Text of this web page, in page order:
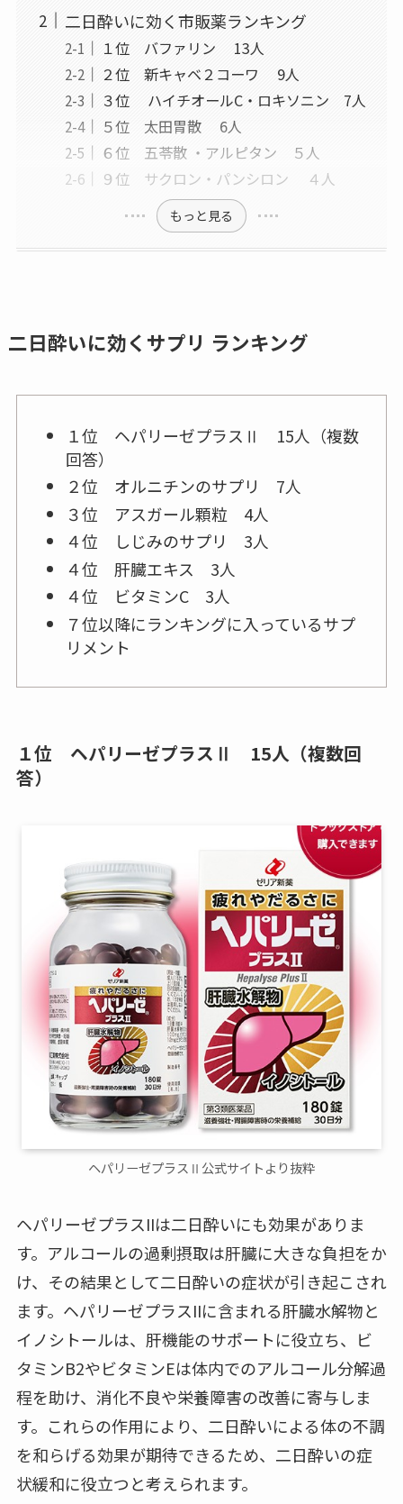
二日酔いに効く市販薬ランキング
１位 バファリン 13人
２位 新キャベ２コーワ 9人
３位 ハイチオールC・ロキソニン 7人
５位 太田胃散 6人
６位 五苓散 ・アルピタン ５人
９位 サクロン・パンシロン ４人
もっと見る
二日酔いに効くサプリ ランキング
１位 ヘパリーゼプラスⅡ 15人（複数
回答）
２位 オルニチンのサプリ 7人
３位 アスガール顆粒 4人
４位 しじみのサプリ 3人
４位 肝臓エキス 3人
４位 ビタミンC 3人
７位以降にランキングに入っているサプ
リメント
１位 ヘパリーゼプラスⅡ 15人（複数回
答）
ヘパリーゼプラスⅡ公式サイトより抜粋
ヘパリーゼプラスIIは二日酔いにも効果がありま
す。アルコールの過剰摂取は肝臓に大きな負担をか
け、その結果として二日酔いの症状が引き起こされ
ます。ヘパリーゼプラスIIに含まれる肝臓水解物と
イノシトールは、肝機能のサポートに役立ち、ビ
タミンB2やビタミンEは体内でのアルコール分解過
程を助け、消化不良や栄養障害の改善に寄与しま
す。これらの作用により、二日酔いによる体の不調
を和らげる効果が期待できるため、二日酔いの症
状緩和に役立つと考えられます。